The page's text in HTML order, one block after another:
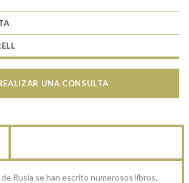
UNA CONSULTA
Rusia se han escrito numerosos libros,